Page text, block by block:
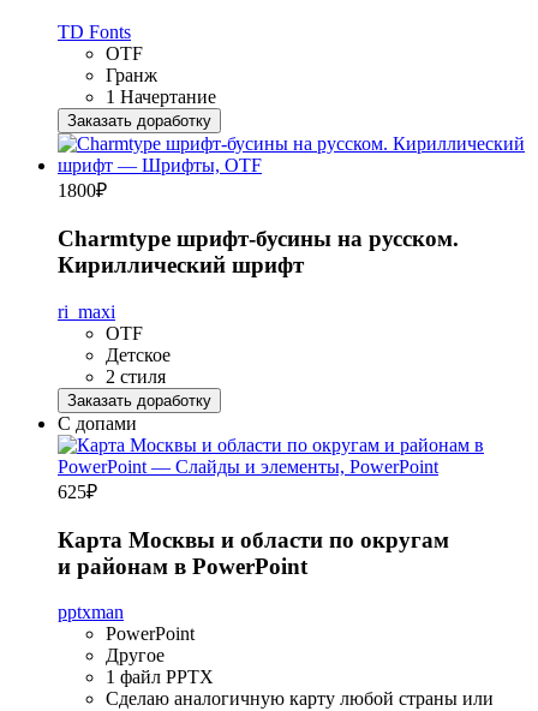
TD Fonts
OTF
Гранж
1 Начертание
Заказать доработку
1800₽
Charmtype шрифт-бусины на русском.
Кириллический шрифт
ri_maxi
OTF
Детское
2 стиля
Заказать доработку
С допами
625₽
Карта Москвы и области по округам
и районам в PowerPoint
pptxman
PowerPoint
Другое
1 файл PPTX
Сделаю аналогичную карту любой страны или